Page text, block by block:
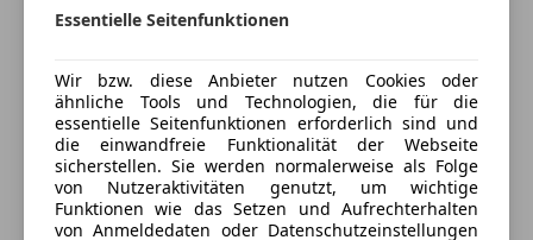
Seitenairbag
Spurhalteassistent
Totwinkel-Assistent
Traktionskontrolle
Zentralverriegelung
Extras
Motorraumabdeckung Carbon
Night-Paket (AMG)
Raucher-Paket
Scheinwerferglas dunkel getönt
Schiebedach elektrisch
Surround-System Burmester
TV-Tuner, analog und digital
Versicherung
Kfz-Versicherung
Versicherungsschutz an Ihre Bedürfnisse
anpassen
Freischaden-Gutschein ab Stufe 0
Essentielle Seitenfunktionen
Wir bzw. diese Anbieter nutzen Cookies oder
ähnliche Tools und Technologien, die für die
essentielle Seitenfunktionen erforderlich sind und
die einwandfreie Funktionalität der Webseite
sicherstellen. Sie werden normalerweise als Folge
von Nutzeraktivitäten genutzt, um wichtige
Funktionen wie das Setzen und Aufrechterhalten
von Anmeldedaten oder Datenschutzeinstellungen